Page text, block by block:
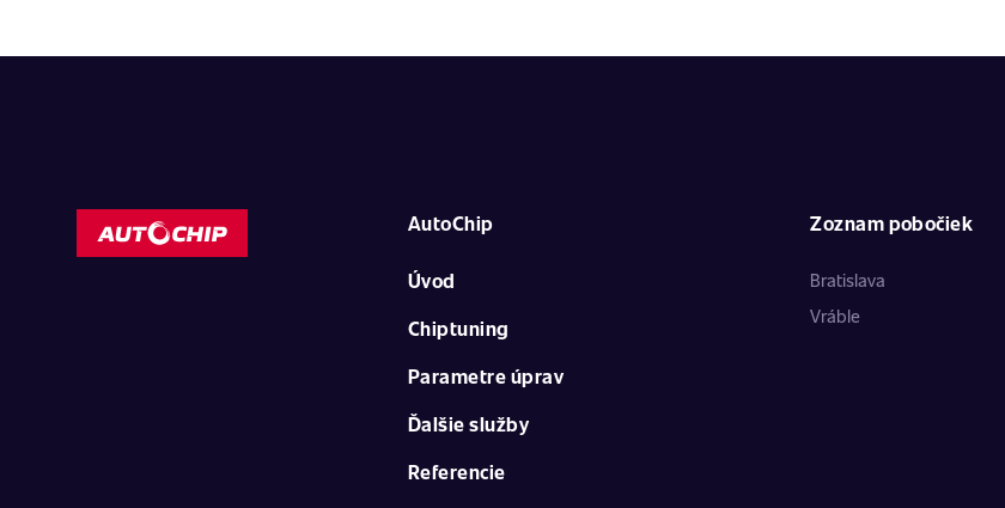
AutoChip
Úvod
Chiptuning
Parametre úprav
Ďalšie služby
Referencie
Zoznam pobočiek
Bratislava
Vráble